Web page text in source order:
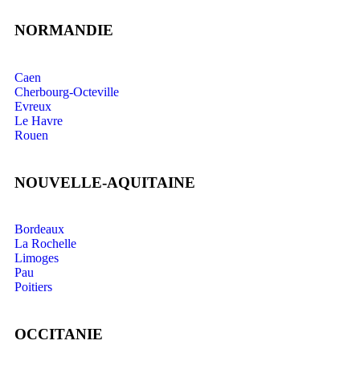
NORMANDIE
Caen
Cherbourg-Octeville
Evreux
Le Havre
Rouen
NOUVELLE-AQUITAINE
Bordeaux
La Rochelle
Limoges
Pau
Poitiers
OCCITANIE